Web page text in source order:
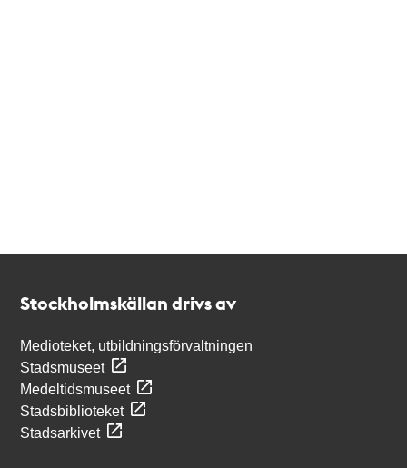
Stockholmskällan drivs av
Medioteket, utbildningsförvaltningen
Stadsmuseet
Medeltidsmuseet
Stadsbiblioteket
Stadsarkivet